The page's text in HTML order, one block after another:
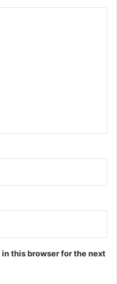
this browser for the next